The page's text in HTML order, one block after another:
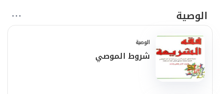
الوصية
الوصية
شروط الموصي